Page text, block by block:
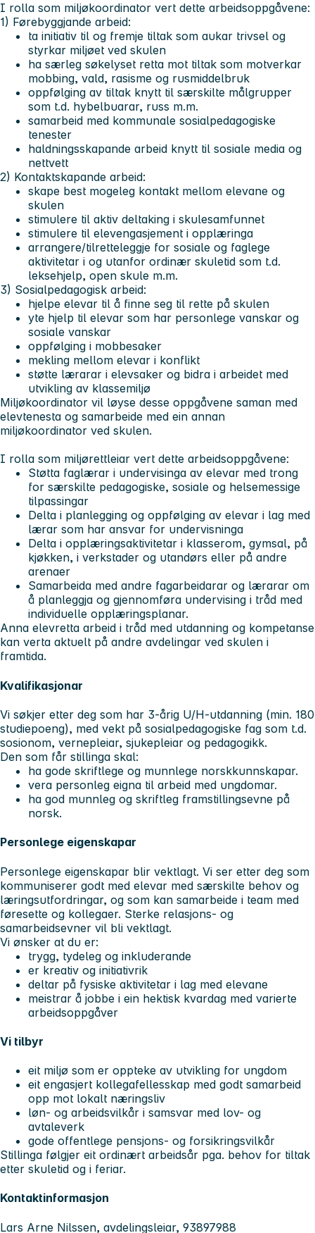
I rolla som miljøkoordinator vert dette arbeidsoppgåvene:
1) Førebyggjande arbeid:
ta initiativ til og fremje tiltak som aukar trivsel og
styrkar miljøet ved skulen
ha særleg søkelyset retta mot tiltak som motverkar
mobbing, vald, rasisme og rusmiddelbruk
oppfølging av tiltak knytt til særskilte målgrupper
som t.d. hybelbuarar, russ m.m.
samarbeid med kommunale sosialpedagogiske
tenester
haldningsskapande arbeid knytt til sosiale media og
nettvett
2) Kontaktskapande arbeid:
skape best mogeleg kontakt mellom elevane og
skulen
stimulere til aktiv deltaking i skulesamfunnet
stimulere til elevengasjement i opplæringa
arrangere/tilretteleggje for sosiale og faglege
aktivitetar i og utanfor ordinær skuletid som t.d.
leksehjelp, open skule m.m.
3) Sosialpedagogisk arbeid:
hjelpe elevar til å finne seg til rette på skulen
yte hjelp til elevar som har personlege vanskar og
sosiale vanskar
oppfølging i mobbesaker
mekling mellom elevar i konflikt
støtte lærarar i elevsaker og bidra i arbeidet med
utvikling av klassemiljø
Miljøkoordinator vil løyse desse oppgåvene saman med
elevtenesta og samarbeide med ein annan
miljøkoordinator ved skulen.
I rolla som miljørettleiar vert dette arbeidsoppgåvene:
Støtta faglærar i undervisinga av elevar med trong
for særskilte pedagogiske, sosiale og helsemessige
tilpassingar
Delta i planlegging og oppfølging av elevar i lag med
lærar som har ansvar for undervisninga
Delta i opplæringsaktivitetar i klasserom, gymsal, på
kjøkken, i verkstader og utandørs eller på andre
arenaer
Samarbeida med andre fagarbeidarar og lærarar om
å planleggja og gjennomføra undervising i tråd med
individuelle opplæringsplanar.
Anna elevretta arbeid i tråd med utdanning og kompetanse
kan verta aktuelt på andre avdelingar ved skulen i
framtida.
Kvalifikasjonar
Vi søkjer etter deg som har 3-årig U/H-utdanning (min. 180
studiepoeng), med vekt på sosialpedagogiske fag som t.d.
sosionom, vernepleiar, sjukepleiar og pedagogikk.
Den som får stillinga skal:
ha gode skriftlege og munnlege norskkunnskapar.
vera personleg eigna til arbeid med ungdomar.
ha god munnleg og skriftleg framstillingsevne på
norsk.
Personlege eigenskapar
Personlege eigenskapar blir vektlagt. Vi ser etter deg som
kommuniserer godt med elevar med særskilte behov og
læringsutfordringar, og som kan samarbeide i team med
føresette og kollegaer. Sterke relasjons- og
samarbeidsevner vil bli vektlagt.
Vi ønsker at du er:
trygg, tydeleg og inkluderande
er kreativ og initiativrik
deltar på fysiske aktivitetar i lag med elevane
meistrar å jobbe i ein hektisk kvardag med varierte
arbeidsoppgåver
Vi tilbyr
eit miljø som er oppteke av utvikling for ungdom
eit engasjert kollegafellesskap med godt samarbeid
opp mot lokalt næringsliv
løn- og arbeidsvilkår i samsvar med lov- og
avtaleverk
gode offentlege pensjons- og forsikringsvilkår
Stillinga følgjer eit ordinært arbeidsår pga. behov for tiltak
etter skuletid og i feriar.
Kontaktinformasjon
Lars Arne Nilssen, avdelingsleiar, 93897988